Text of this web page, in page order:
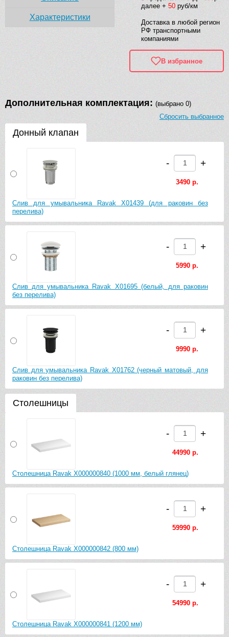
далее + 50 руб/км
Доставка в любой регион
РФ транспортными
компаниями
В избранное
Характеристики
Дополнительная комплектация: (выбрано 0)
Сбросить выбранное
Донный клапан
Слив для умывальника Ravak X01439 (для раковин без
перелива)
- +
3490 р.
Слив для умывальника Ravak X01695 (белый, для раковин
без перелива)
- +
5990 р.
Слив для умывальника Ravak X01762 (черный матовый, для
раковин без перелива)
- +
9990 р.
Столешницы
Столешница Ravak X000000840 (1000 мм, белый глянец)
- +
44990 р.
Столешница Ravak X000000842 (800 мм)
- +
59990 р.
Столешница Ravak X000000841 (1200 мм)
- +
54990 р.